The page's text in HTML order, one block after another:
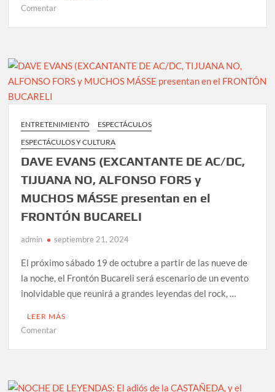
Comentaren
en
un
especial
que
hará
recorrido
por
toda
su
brillante
ENTRETENIMIENTO
ESPECTÁCULOS
ESPECTÁCULOS Y CULTURA
DAVE EVANS (EXCANTANTE DE AC/DC,
TIJUANA NO, ALFONSO FORS y
MUCHOS MÁSSE presentan en el
FRONTÓN BUCARELI
admin septiembre 21, 2024
El próximo sábado 19 de octubre a partir de las nueve de
la noche, el Frontón Bucareli será escenario de un evento
inolvidable que reunirá a grandes leyendas del rock, …
LEER MÁS
Comentaren
DE